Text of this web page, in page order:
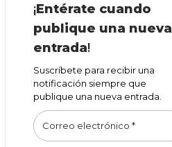
¡Entérate cuando
publique una nueva
entrada!
Suscríbete para recibir una
notificación siempre que
publique una nueva entrada.